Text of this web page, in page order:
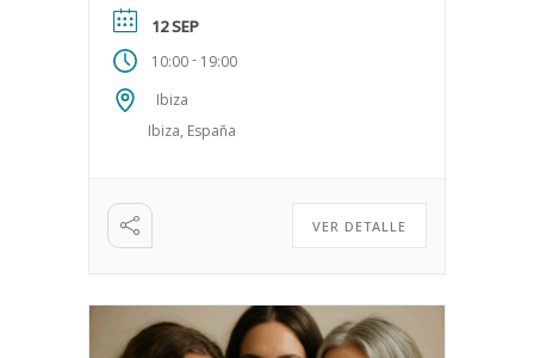
complemento […]
12 SEP
10:00- 19:00
Ibiza
Ibiza, España
VER DETALLE